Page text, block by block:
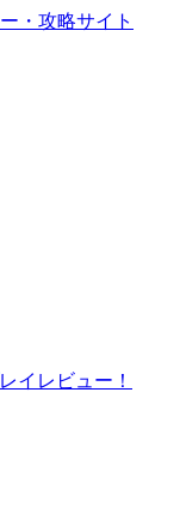
イレビュー！